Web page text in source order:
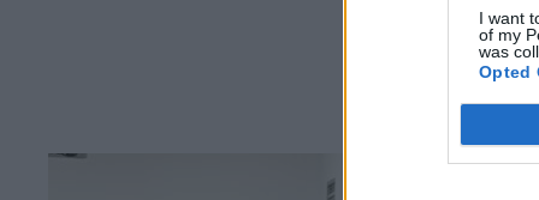
I want
of my
was
Opted